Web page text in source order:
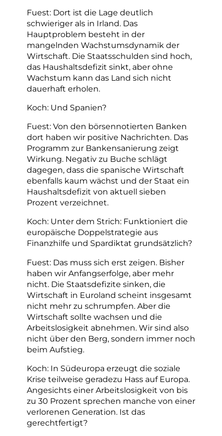
Fuest: Dort ist die Lage deutlich
schwieriger als in Irland. Das
Hauptproblem besteht in der
mangelnden Wachstumsdynamik der
Wirtschaft. Die Staatsschulden sind hoch,
das Haushaltsdefizit sinkt, aber ohne
Wachstum kann das Land sich nicht
dauerhaft erholen.
Koch: Und Spanien?
Fuest: Von den börsennotierten Banken
dort haben wir positive Nachrichten. Das
Programm zur Bankensanierung zeigt
Wirkung. Negativ zu Buche schlägt
dagegen, dass die spanische Wirtschaft
ebenfalls kaum wächst und der Staat ein
Haushaltsdefizit von aktuell sieben
Prozent verzeichnet.
Koch: Unter dem Strich: Funktioniert die
europäische Doppelstrategie aus
Finanzhilfe und Spardiktat grundsätzlich?
Fuest: Das muss sich erst zeigen. Bisher
haben wir Anfangserfolge, aber mehr
nicht. Die Staatsdefizite sinken, die
Wirtschaft in Euroland scheint insgesamt
nicht mehr zu schrumpfen. Aber die
Wirtschaft sollte wachsen und die
Arbeitslosigkeit abnehmen. Wir sind also
nicht über den Berg, sondern immer noch
beim Aufstieg.
Koch: In Südeuropa erzeugt die soziale
Krise teilweise geradezu Hass auf Europa.
Angesichts einer Arbeitslosigkeit von bis
zu 30 Prozent sprechen manche von einer
verlorenen Generation. Ist das
gerechtfertigt?